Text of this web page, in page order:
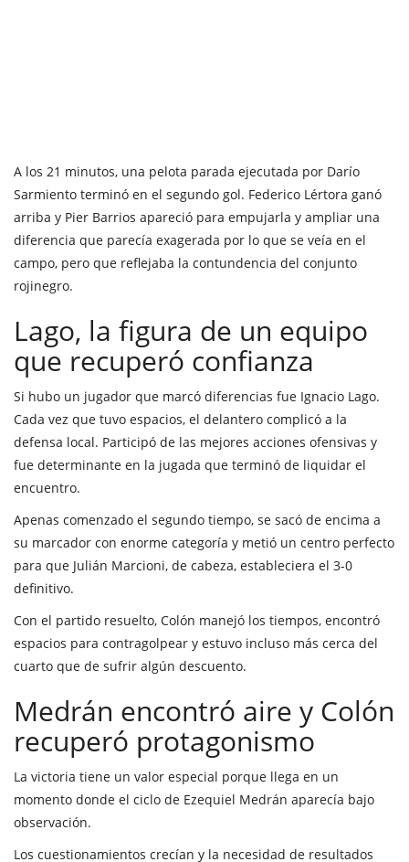
A los 21 minutos, una pelota parada ejecutada por Darío
Sarmiento terminó en el segundo gol. Federico Lértora ganó
arriba y Pier Barrios apareció para empujarla y ampliar una
diferencia que parecía exagerada por lo que se veía en el
campo, pero que reflejaba la contundencia del conjunto
rojinegro.
Lago, la figura de un equipo
que recuperó confianza
Si hubo un jugador que marcó diferencias fue Ignacio Lago.
Cada vez que tuvo espacios, el delantero complicó a la
defensa local. Participó de las mejores acciones ofensivas y
fue determinante en la jugada que terminó de liquidar el
encuentro.
Apenas comenzado el segundo tiempo, se sacó de encima a
su marcador con enorme categoría y metió un centro perfecto
para que Julián Marcioni, de cabeza, estableciera el 3-0
definitivo.
Con el partido resuelto, Colón manejó los tiempos, encontró
espacios para contragolpear y estuvo incluso más cerca del
cuarto que de sufrir algún descuento.
Medrán encontró aire y Colón
recuperó protagonismo
La victoria tiene un valor especial porque llega en un
momento donde el ciclo de Ezequiel Medrán aparecía bajo
observación.
Los cuestionamientos crecían y la necesidad de resultados